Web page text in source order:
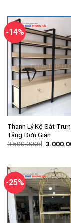
-14%
Thanh Lý Kệ Sắt
Tầng Đơn Giản
3.500.000₫ Giá
-25%